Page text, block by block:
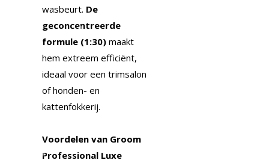
wasbeurt. De
geconcentreerde
formule (1:30) maakt
hem extreem efficiënt,
ideaal voor een trimsalon
of honden- en
kattenfokkerij.
Voordelen van Groom
Professional Luxe